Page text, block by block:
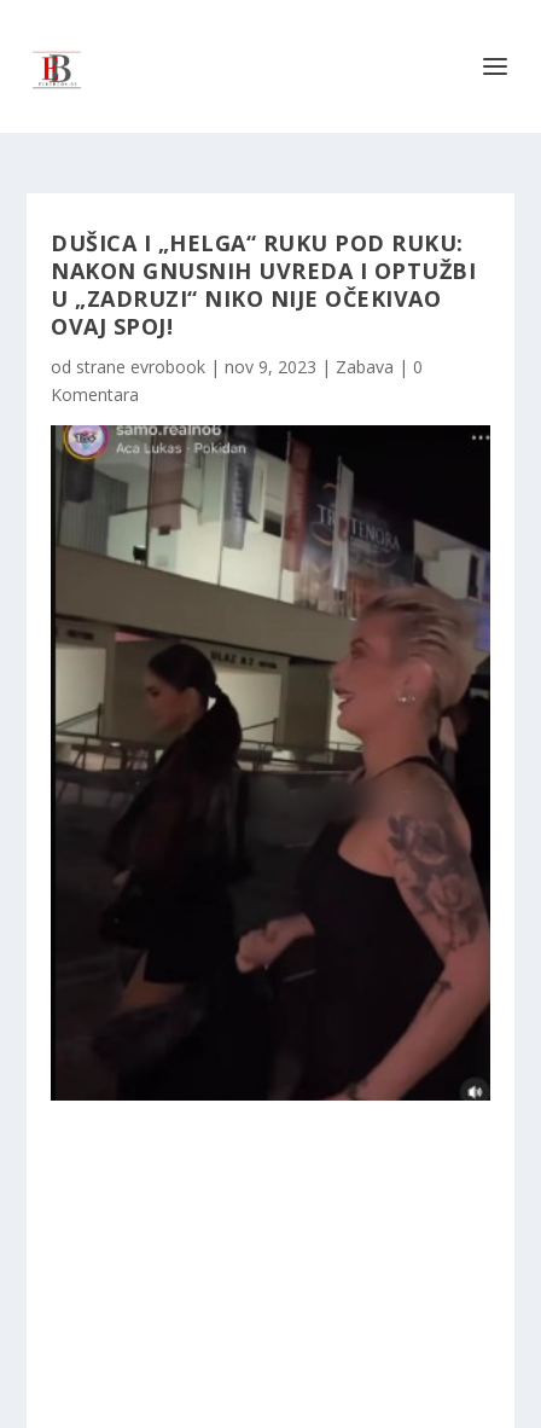
DUŠICA I „HELGA“ RUKU POD RUKU:
NAKON GNUSNIH UVREDA I OPTUŽBI
U „ZADRUZI“ NIKO NIJE OČEKIVAO
OVAJ SPOJ!
od strane evrobook |nov 9, 2023 | Zabava | 0
Komentara